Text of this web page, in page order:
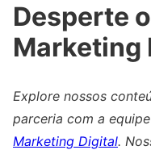
Desperte
Marketing
Explore nossos
parceria com a
Marketing Digital.